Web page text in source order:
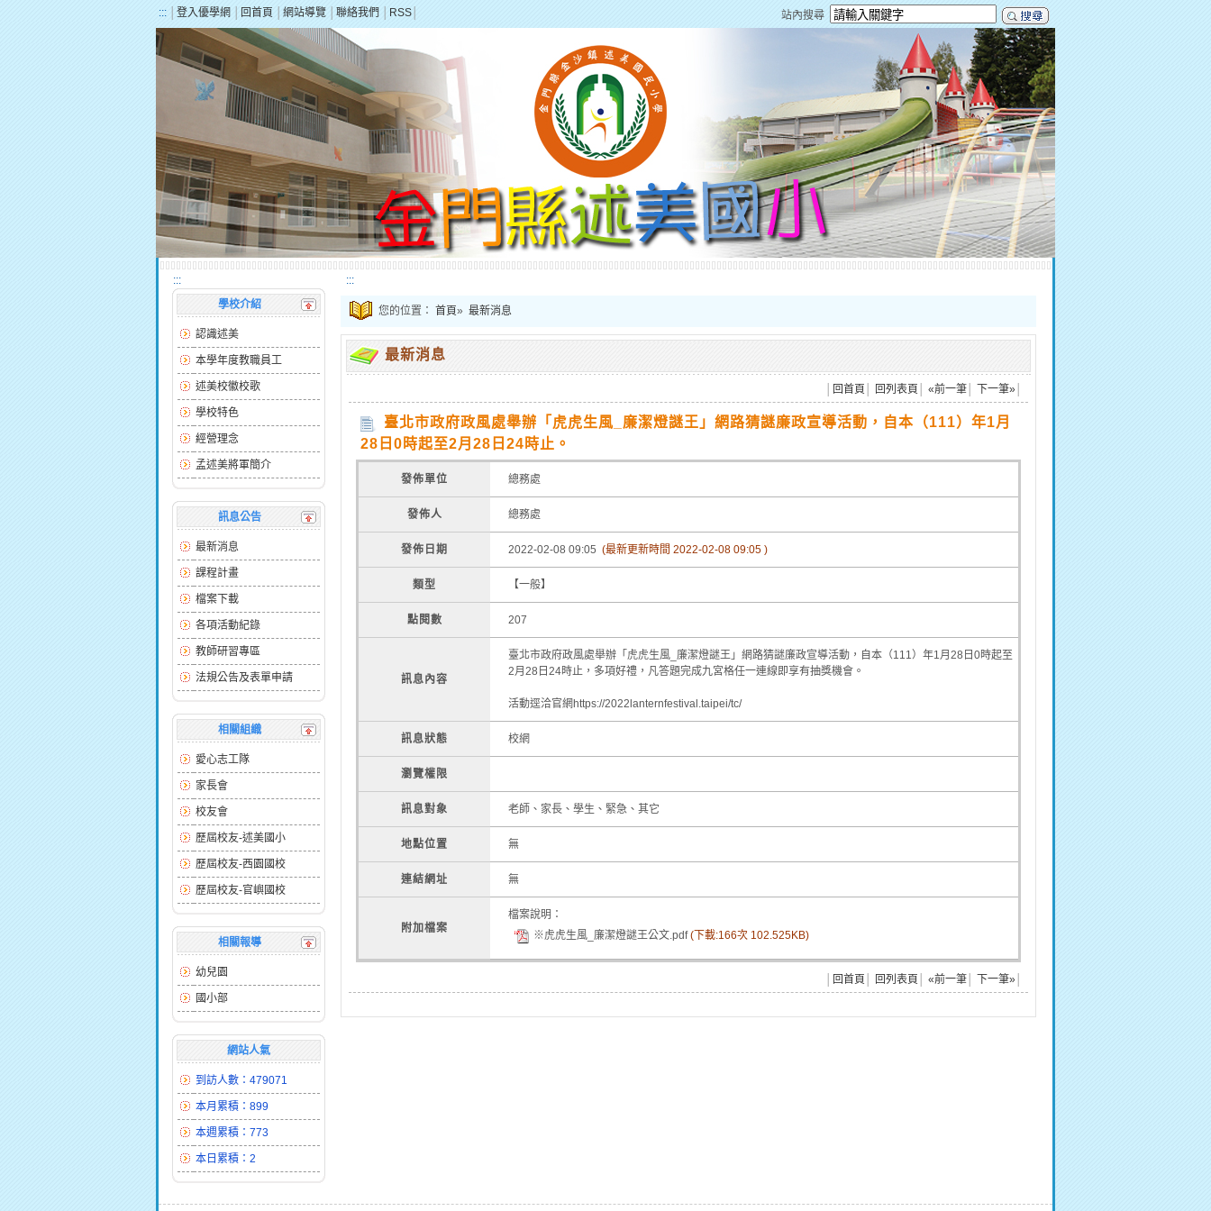
::: 登入優學網 回首頁 網站導覽 聯絡我們 RSS 站內搜尋
:::
學校介紹
認識述美
本學年度教職員工
述美校徽校歌
學校特色
經營理念
孟述美將軍簡介
訊息公告
最新消息
課程計畫
檔案下載
各項活動紀錄
教師研習專區
法規公告及表單申請
相關組織
愛心志工隊
家長會
校友會
歷屆校友-述美國小
歷屆校友-西園國校
歷屆校友-官嶼國校
相關報導
幼兒園
國小部
網站人氣
到訪人數：479071
本月累積：899
本週累積：773
本日累積：2
:::
您的位置： 首頁» 最新消息
最新消息
回首頁 回列表頁 «前一筆 下一筆»
臺北市政府政風處舉辦「虎虎生風_廉潔燈謎王」網路猜謎廉政宣導活動，自本（111）年1月
28日0時起至2月28日24時止。
發佈單位 總務處
發佈人 總務處
發佈日期 2022-02-08 09:05 (最新更新時間 2022-02-08 09:05 )
類型 【一般】
點閱數 207
訊息內容
臺北市政府政風處舉辦「虎虎生風_廉潔燈謎王」網路猜謎廉政宣導活動，自本（111）年1月28日0時起至
2月28日24時止，多項好禮，凡答題完成九宮格任一連線即享有抽獎機會。
活動逕洽官網https://2022lanternfestival.taipei/tc/
訊息狀態 校網
瀏覽權限
訊息對象 老師、家長、學生、緊急、其它
地點位置 無
連結網址 無
附加檔案
檔案說明：
※虎虎生風_廉潔燈謎王公文.pdf(下載:166次 102.525KB)
回首頁 回列表頁 «前一筆 下一筆»